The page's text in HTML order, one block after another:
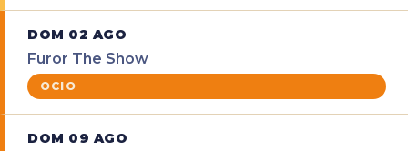
DOM 02 AGO
Furor The Show
OCIO
DOM 09 AGO